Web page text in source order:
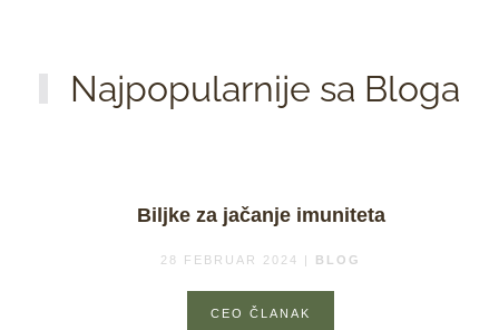
Najpopularnije sa Bloga
Biljke za jačanje imuniteta
28 FEBRUAR 2024 | BLOG
CEO ČLANAK